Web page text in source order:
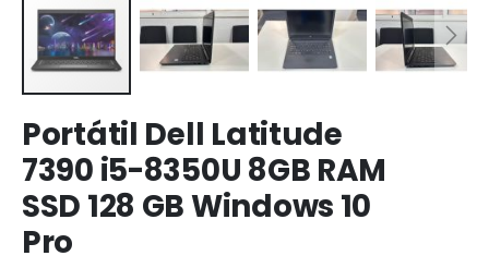
al
comienzo
de
la
galería
de
Portátil Dell Latitude
7390 i5-8350U 8GB RAM
SSD 128 GB Windows 10
Pro